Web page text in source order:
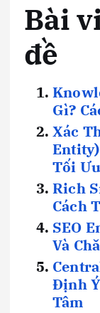
Bài
đề
Gì?
Xác
Tối Ưu
Rich
Cách
SEO
Và
Định
Tâm